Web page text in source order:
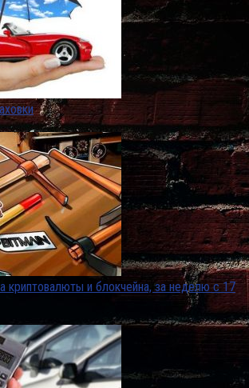
криптовалюты и блокчейна, за неделю с 17